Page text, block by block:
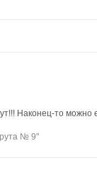
Наконец-то можно
№ 9"